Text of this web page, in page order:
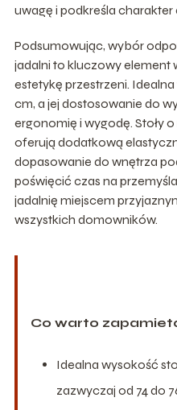
uwagę i podkreśla charakter
Podsumowując, wybór
jadalni to kluczowy element
estetykę przestrzeni.
cm, a jej dostosowanie do
ergonomię i wygodę. Stoły
oferują dodatkową
dopasowanie do wnętrza
poświęcić czas na
jadalnię miejscem
wszystkich domowników.
Co warto
Idealna wysokość
zazwyczaj od 74 do